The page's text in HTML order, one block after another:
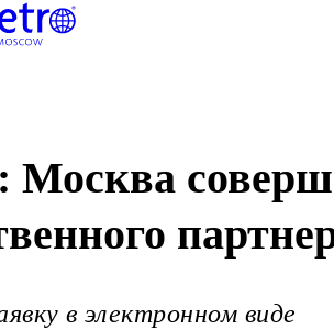
в электронном виде